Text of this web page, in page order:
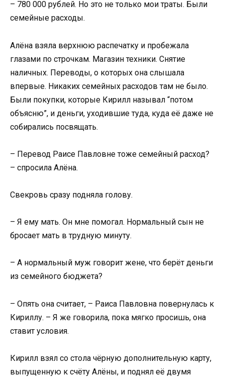
– 780 000 рублей. Но это не только мои траты. Были
семейные расходы.
Алёна взяла верхнюю распечатку и пробежала
глазами по строчкам. Магазин техники. Снятие
наличных. Переводы, о которых она слышала
впервые. Никаких семейных расходов там не было.
Были покупки, которые Кирилл называл “потом
объясню”, и деньги, уходившие туда, куда её даже не
собирались посвящать.
– Перевод Раисе Павловне тоже семейный расход?
– спросила Алёна.
Свекровь сразу подняла голову.
– Я ему мать. Он мне помогал. Нормальный сын не
бросает мать в трудную минуту.
– А нормальный муж говорит жене, что берёт деньги
из семейного бюджета?
– Опять она считает, – Раиса Павловна повернулась к
Кириллу. – Я же говорила, пока мягко просишь, она
ставит условия.
Кирилл взял со стола чёрную дополнительную карту,
выпущенную к счёту Алёны, и поднял её двумя